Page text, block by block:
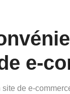
e-
de e-